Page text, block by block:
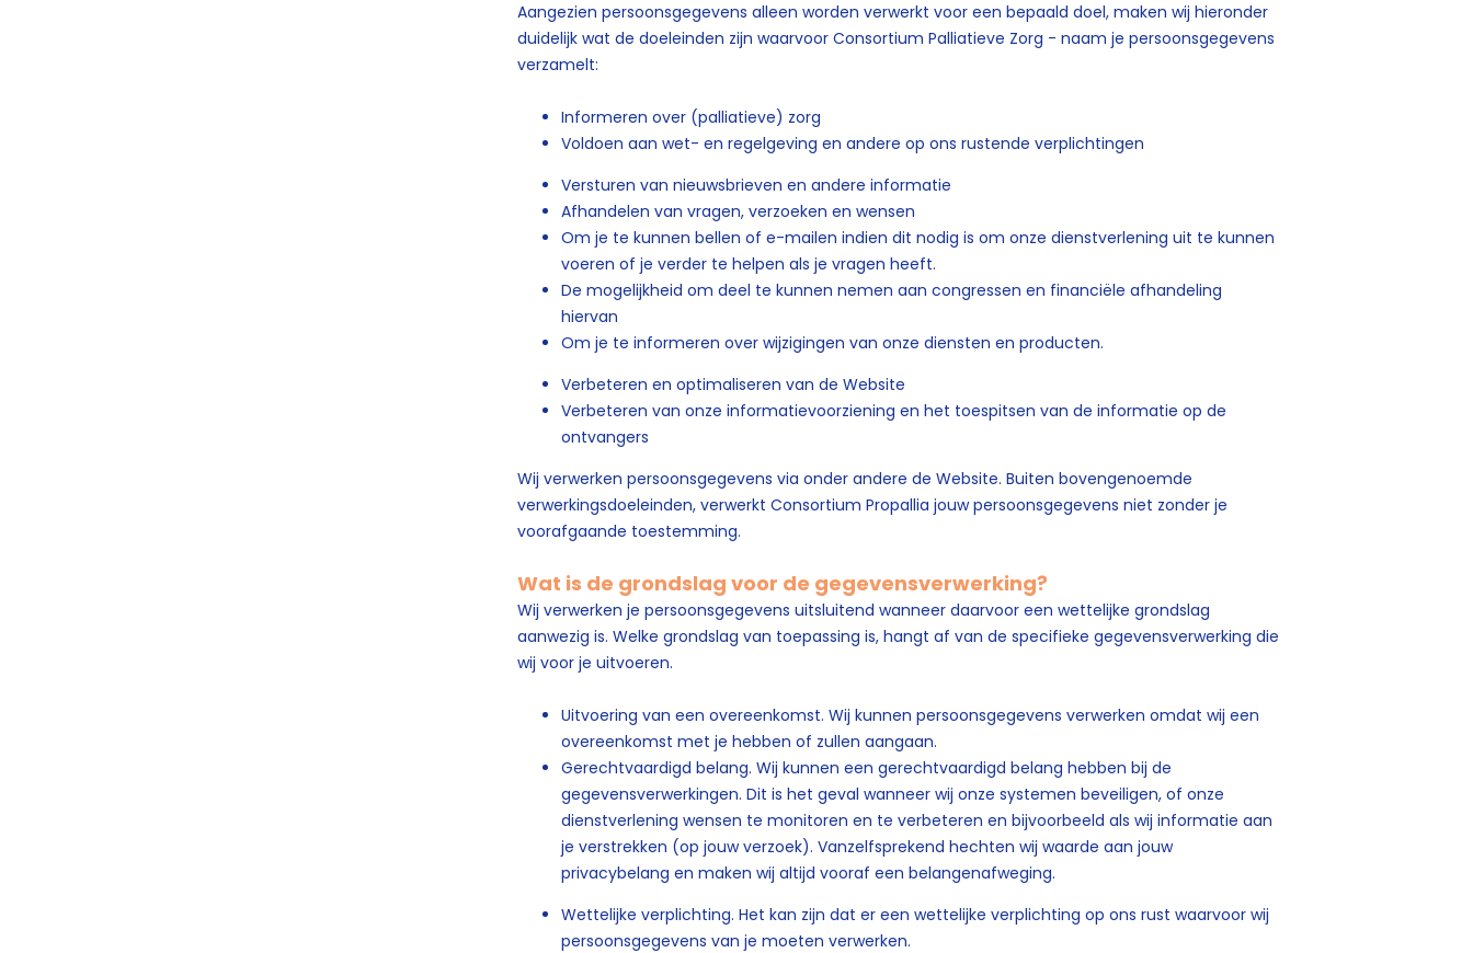
Aangezien persoonsgegevens alleen worden verwerkt voor een bepaald doel, maken wij hieronder
duidelijk wat de doeleinden zijn waarvoor Consortium Palliatieve Zorg - naam je persoonsgegevens
verzamelt:
Informeren over (palliatieve) zorg
Voldoen aan wet- en regelgeving en andere op ons rustende verplichtingen
Versturen van nieuwsbrieven en andere informatie
Afhandelen van vragen, verzoeken en wensen
Om je te kunnen bellen of e-mailen indien dit nodig is om onze dienstverlening uit te kunnen
voeren of je verder te helpen als je vragen heeft.
De mogelijkheid om deel te kunnen nemen aan congressen en financiële afhandeling
hiervan
Om je te informeren over wijzigingen van onze diensten en producten.
Verbeteren en optimaliseren van de Website
Verbeteren van onze informatievoorziening en het toespitsen van de informatie op de
ontvangers
Wij verwerken persoonsgegevens via onder andere de Website. Buiten bovengenoemde
verwerkingsdoeleinden, verwerkt Consortium Propallia jouw persoonsgegevens niet zonder je
voorafgaande toestemming.
Wat is de grondslag voor de gegevensverwerking?
Wij verwerken je persoonsgegevens uitsluitend wanneer daarvoor een wettelijke grondslag
aanwezig is. Welke grondslag van toepassing is, hangt af van de specifieke gegevensverwerking die
wij voor je uitvoeren.
Uitvoering van een overeenkomst. Wij kunnen persoonsgegevens verwerken omdat wij een
overeenkomst met je hebben of zullen aangaan.
Gerechtvaardigd belang. Wij kunnen een gerechtvaardigd belang hebben bij de
gegevensverwerkingen. Dit is het geval wanneer wij onze systemen beveiligen, of onze
dienstverlening wensen te monitoren en te verbeteren en bijvoorbeeld als wij informatie aan
je verstrekken (op jouw verzoek). Vanzelfsprekend hechten wij waarde aan jouw
privacybelang en maken wij altijd vooraf een belangenafweging.
Wettelijke verplichting. Het kan zijn dat er een wettelijke verplichting op ons rust waarvoor wij
persoonsgegevens van je moeten verwerken.